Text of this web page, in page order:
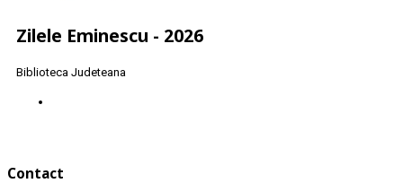
Zilele Eminescu - 2026
Biblioteca Judeteana
Contact